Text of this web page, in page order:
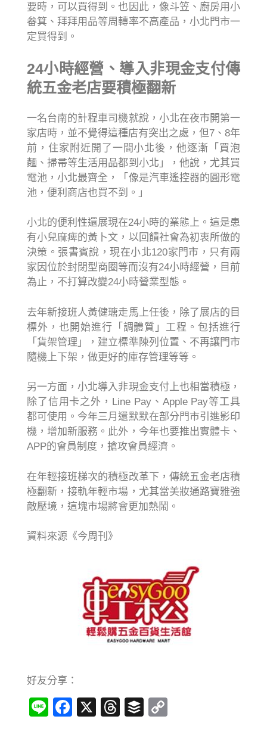
要時，可以買得到。也因此，像斗笠、廚房用小
畚箕、拜拜用品等周轉率不高產品，小北門市一
定買得到。
24小時經營、導入非現金支付傳
統五金老店要積極翻新
一名台南的計程車司機就說，小北在夜市開第一
家店時，並不覺得這種店有突出之處，但7、8年
前，住家附近開了一間小北後，他逐漸「買泡
麵、掃帚等生活用品都到小北」，他說，尤其買
電池，小北最齊全，「像是汽車遙控器的圓形電
池，便利商店也買不到。」
小北的便利性還展現在24小時的業態上。這是患
有小兒麻痺的黃卜文，以回饋社會為初衷所做的
決策。張書賓說，現在小北120家門市，只有兩
家因位於封閉型商圈等而沒有24小時經營，目前
為止，不打算改變24小時營業型態。
去年新接班人黃健瑭走馬上任後，除了展店的目
標外，也開始進行「調體質」工程。包括進行
「貨架管理」，建立標準陳列位置、不再讓門市
隨機上下架，做更好的庫存管理等等。
另一方面，小北導入非現金支付上也相當積極，
除了信用卡之外，Line Pay、Apple Pay等工具
都可使用。今年三月還默默在部分門市引進影印
機，增加新服務。此外，今年也要推出實體卡、
APP的會員制度，搶攻會員經濟。
在年輕接班梯次的積極改革下，傳統五金老店積
極翻新，接軌年輕市場，尤其當美妝通路寶雅強
敵壓境，這塊市場將會更加熱鬧。
資料來源《今周刊》
好友分享：
LineFacebook
X Threads
BufferCopy